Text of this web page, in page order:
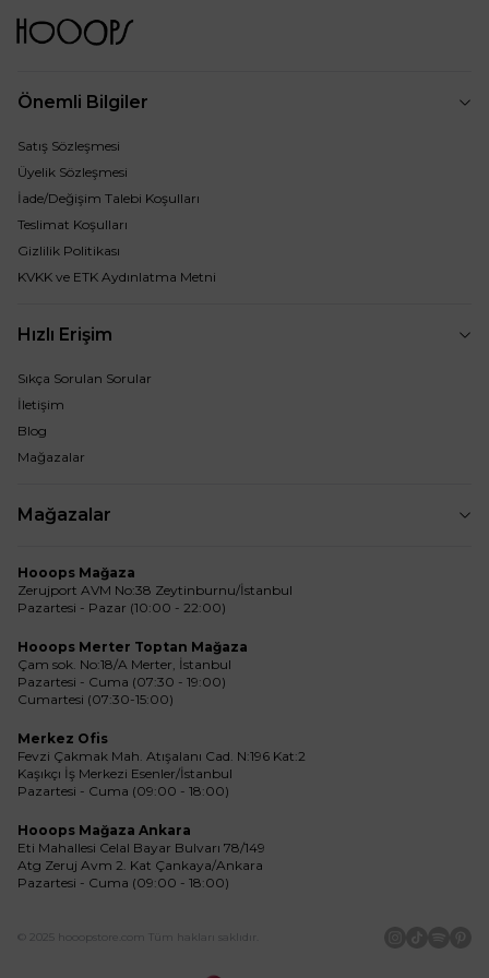
Önemli Bilgiler
Satış Sözleşmesi
Üyelik Sözleşmesi
İade/Değişim Talebi Koşulları
Teslimat Koşulları
Gizlilik Politikası
KVKK ve ETK Aydınlatma Metni
Hızlı Erişim
Sıkça Sorulan Sorular
İletişim
Blog
Mağazalar
Mağazalar
Hooops Mağaza
Zerujport AVM No:38 Zeytinburnu/İstanbul
Pazartesi - Pazar (10:00 - 22:00)
Hooops Merter Toptan Mağaza
Çam sok. No:18/A Merter, İstanbul
Pazartesi - Cuma (07:30 - 19:00)
Cumartesi (07:30-15:00)
Merkez Ofis
Fevzi Çakmak Mah. Atışalanı Cad. N:196 Kat:2
Kaşıkçı İş Merkezi Esenler/İstanbul
Pazartesi - Cuma (09:00 - 18:00)
Hooops Mağaza Ankara
Eti Mahallesi Celal Bayar Bulvarı 78/149
Atg Zeruj Avm 2. Kat Çankaya/Ankara
Pazartesi - Cuma (09:00 - 18:00)
© 2025 hooopstore.com Tüm hakları saklıdır.